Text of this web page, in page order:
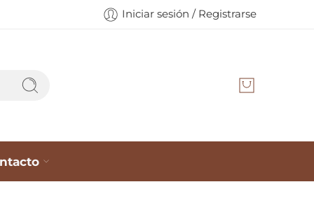
Iniciar sesión / Registrarse